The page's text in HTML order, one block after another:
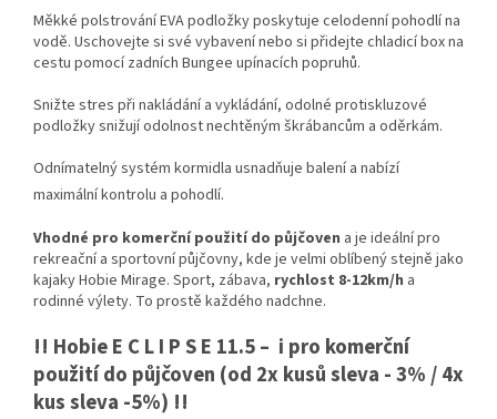
Měkké polstrování EVA podložky poskytuje celodenní pohodlí na
vodě. Uschovejte si své vybavení nebo si přidejte chladicí box na
cestu pomocí zadních Bungee upínacích popruhů.
Snižte stres při nakládání a vykládání, odolné protiskluzové
podložky snižují odolnost nechtěným škrábancům a oděrkám.
Odnímatelný systém kormidla usnadňuje balení a nabízí
maximální kontrolu a pohodlí.
Vhodné pro komerční použití do půjčoven a je ideální pro
rekreační a sportovní půjčovny, kde je velmi oblíbený stejně jako
kajaky Hobie Mirage. Sport, zábava, rychlost 8-12km/h a
rodinné výlety. To prostě každého nadchne.
!! Hobie E C L I P S E 11.5 – i pro komerční
použití do půjčoven (od 2x kusů sleva - 3% / 4x
kus sleva -5%) !!